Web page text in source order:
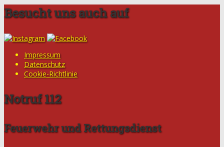
Besucht uns auch auf
Impressum
Datenschutz
Cookie-Richtlinie
Notruf 112
Feuerwehr und Rettungsdienst